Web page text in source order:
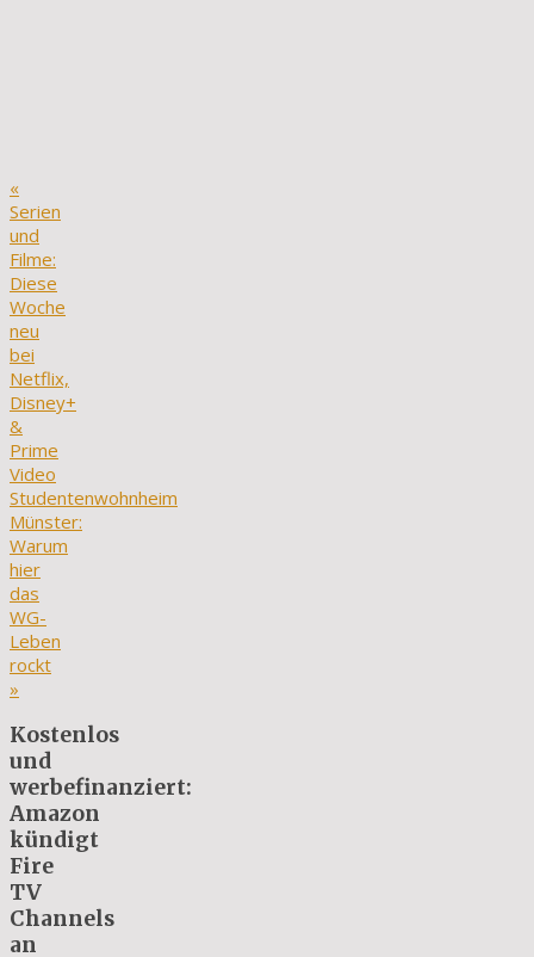
«
Serien
und
Filme:
Diese
Woche
neu
bei
Netflix,
Disney+
&
Prime
Video
Studentenwohnheim
Münster:
Warum
hier
das
WG-
Leben
rockt
»
Kostenlos
und
werbefinanziert:
Amazon
kündigt
Fire
TV
Channels
an